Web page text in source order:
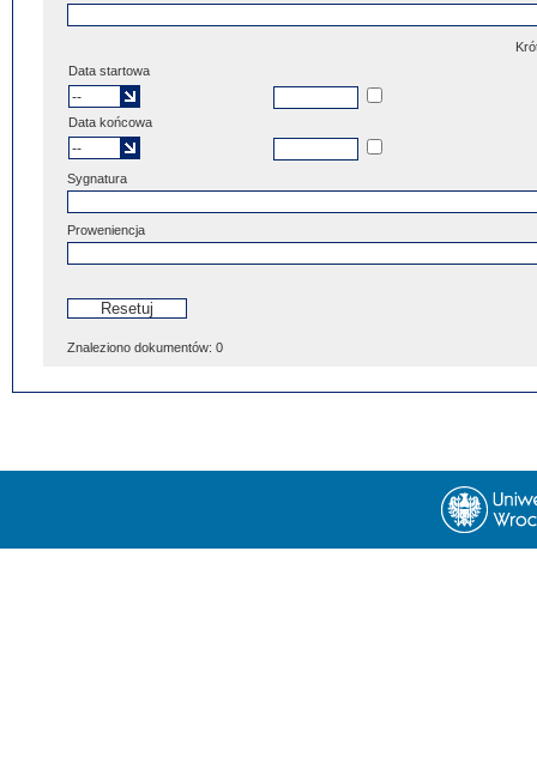
Data startowa
Data końcowa
Sygnatura
Proweniencja
Znaleziono dokumentów: 0